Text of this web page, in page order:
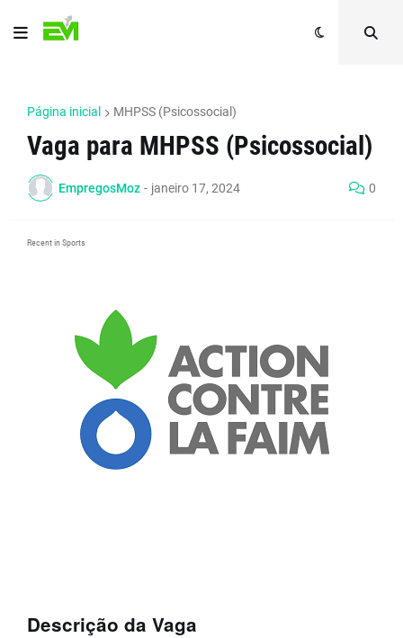
Página inicial MHPSS (Psicossocial)
Vaga para MHPSS (Psicossocial)
EmpregosMoz - janeiro 17, 2024 0
Recent in Sports
Descrição da Vaga